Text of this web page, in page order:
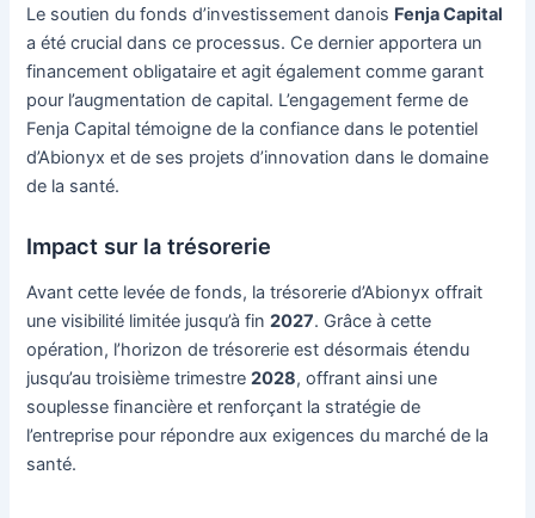
Le soutien du fonds d’investissement danois Fenja Capital
a été crucial dans ce processus. Ce dernier apportera un
financement obligataire et agit également comme garant
pour l’augmentation de capital. L’engagement ferme de
Fenja Capital témoigne de la confiance dans le potentiel
d’Abionyx et de ses projets d’innovation dans le domaine
de la santé.
Impact sur la trésorerie
Avant cette levée de fonds, la trésorerie d’Abionyx offrait
une visibilité limitée jusqu’à fin2027. Grâce à cette
opération, l’horizon de trésorerie est désormais étendu
jusqu’au troisième trimestre2028, offrant ainsi une
souplesse financière et renforçant la stratégie de
l’entreprise pour répondre aux exigences du marché de la
santé.